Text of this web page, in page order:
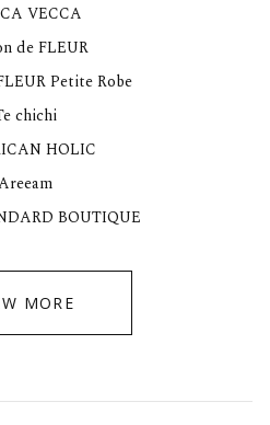
VECCA
de FLEUR
Petite Robe
chichi
HOLIC
BOUTIQUE
MORE